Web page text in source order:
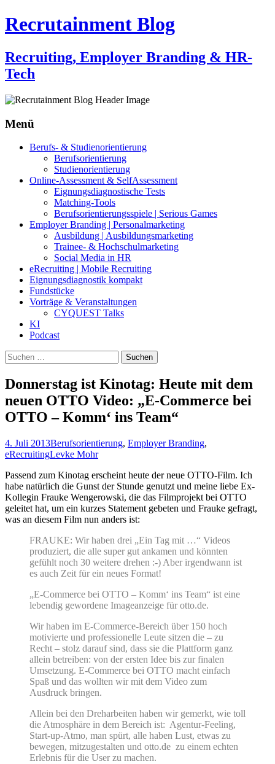
Recrutainment Blog
Recruiting, Employer Branding & HR-
Tech
Menü
Zum
Berufs- & Studienorientierung
Berufsorientierung
Studienorientierung
Online-Assessment & SelfAssessment
Eignungsdiagnostische Tests
Matching-Tools
Berufsorientierungsspiele | Serious Games
Employer Branding | Personalmarketing
Ausbildung | Ausbildungsmarketing
Trainee- & Hochschulmarketing
Social Media in HR
eRecruiting | Mobile Recruiting
Eignungsdiagnostik kompakt
Fundstücke
Vorträge & Veranstaltungen
CYQUEST Talks
KI
Podcast
Suchen
nach:
Donnerstag ist Kinotag: Heute mit dem
neuen OTTO Video: „E-Commerce bei
OTTO – Komm‘ ins Team“
4. Juli 2013Berufsorientierung, Employer Branding,
eRecruitingLevke Mohr
Passend zum Kinotag erscheint heute der neue OTTO-Film. Ich
habe natürlich die Gunst der Stunde genutzt und meine liebe Ex-
Kollegin Frauke Wengerowski, die das Filmprojekt bei OTTO
geleitet hat, um ein kurzes Statement gebeten und Frauke gefragt,
was an diesem Film nun anders ist:
FRAUKE: Wir haben drei „Ein Tag mit …“ Videos
produziert, die alle super gut ankamen und könnten
gefühlt noch 30 weitere drehen :-) Aber irgendwann ist
es auch Zeit für ein neues Format!
„E-Commerce bei OTTO – Komm‘ ins Team“ ist eine
lebendig gewordene Imageanzeige für otto.de.
Wir haben im E-Commerce-Bereich über 150 hoch
motivierte und professionelle Leute sitzen die – zu
Recht – stolz darauf sind, dass sie die Plattform ganz
allein betreiben: von der ersten Idee bis zur finalen
Umsetzung. E-Commerce bei OTTO macht einfach
Spaß und das wollten wir mit dem Video zum
Ausdruck bringen.
Allein bei den Dreharbeiten haben wir gemerkt, wie toll
die Atmosphäre in dem Bereich ist: Agentur-Feeling,
Start-up-Atmo, man spürt, alle haben Lust, etwas zu
bewegen, mitzugestalten und otto.de zu einem echten
Erlebnis für die User zu machen.